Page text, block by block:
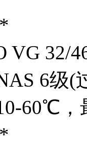
32/
6级(
60℃，